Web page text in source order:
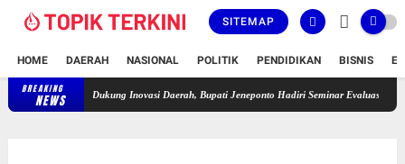
SITEMAP
HOME DAERAH NASIONAL POLITIK PENDIDIKAN BISNIS
BREAKING
NEWSDukung Inovasi Daerah, Bupati Jeneponto Hadiri Seminar Evaluasi Proyek